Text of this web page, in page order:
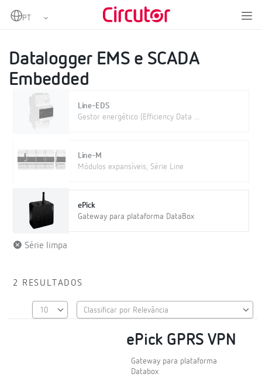
Home
IoT Industrial e Automação
Datalogger EMS e SCADA
Embedded
Line-EDS
Gestor energético (Efficiency Data ...
Line-M
Módulos expansíveis, Série Line
ePick
Gateway para plataforma DataBox
Série limpa
2 RESULTADOS
ePick GPRS VPN
Gateway para plataforma
Databox